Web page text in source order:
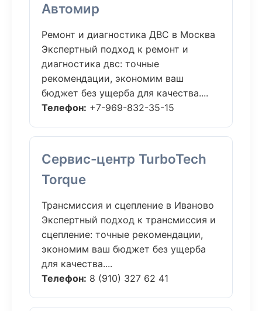
Автомир
Ремонт и диагностика ДВС в Москва
Экспертный подход к ремонт и
диагностика двс: точные
рекомендации, экономим ваш
бюджет без ущерба для качества....
Телефон: +7-969-832-35-15
Сервис-центр TurboTech
Torque
Трансмиссия и сцепление в Иваново
Экспертный подход к трансмиссия и
сцепление: точные рекомендации,
экономим ваш бюджет без ущерба
для качества....
Телефон: 8 (910) 327 62 41